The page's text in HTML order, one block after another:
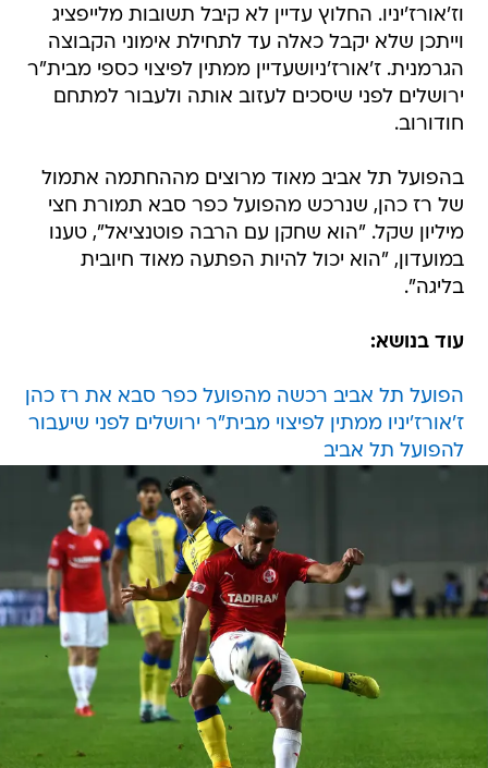
וז'אורז'יניו. החלוץ עדיין לא קיבל תשובות מלייפציג
וייתכן שלא יקבל כאלה עד לתחילת אימוני הקבוצה
הגרמנית. ז'אורז'ניושעדיין ממתין לפיצוי כספי מבית"ר
ירושלים לפני שיסכים לעזוב אותה ולעבור למתחם
חודורוב.
בהפועל תל אביב מאוד מרוצים מההחתמה אתמול
של רז כהן, שנרכש מהפועל כפר סבא תמורת חצי
מיליון שקל. "הוא שחקן עם הרבה פוטנציאל", טענו
במועדון, "הוא יכול להיות הפתעה מאוד חיובית
בליגה".
עוד בנושא:
הפועל תל אביב רכשה מהפועל כפר סבא את רז כהן
ז'אורז'יניו ממתין לפיצוי מבית"ר ירושלים לפני שיעבור
להפועל תל אביב